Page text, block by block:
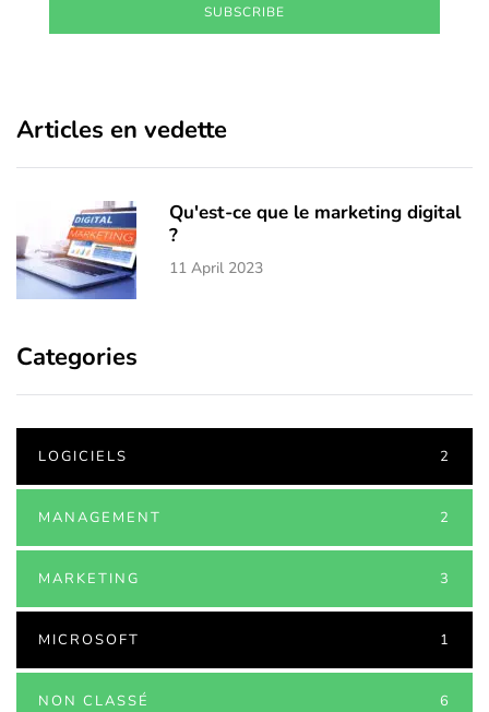
SUBSCRIBE
Articles en vedette
Qu'est-ce que le marketing digital
?
11 April 2023
Categories
LOGICIELS 2
MANAGEMENT 2
MARKETING 3
MICROSOFT 1
NON CLASSÉ 6